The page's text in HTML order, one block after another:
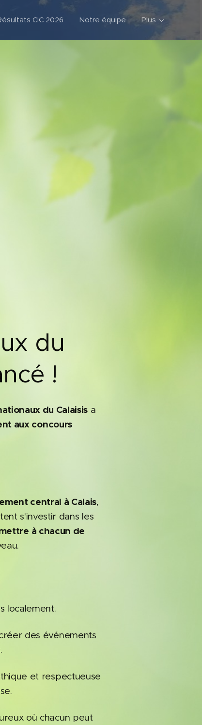
CIC 2026 Notre équipe Plus
du
!
du Calaisis a
aux concours
central à Calais,
s'investir dans les
à chacun de
localement.
des événements
et respectueuse
où chacun peut